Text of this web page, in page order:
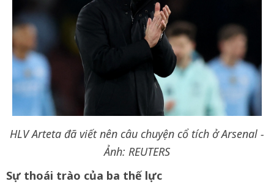
HLV Arteta đã viết nên câu chuyện cổ tích ở Arsenal -
Ảnh: REUTERS
Sự thoái trào của ba thế lực